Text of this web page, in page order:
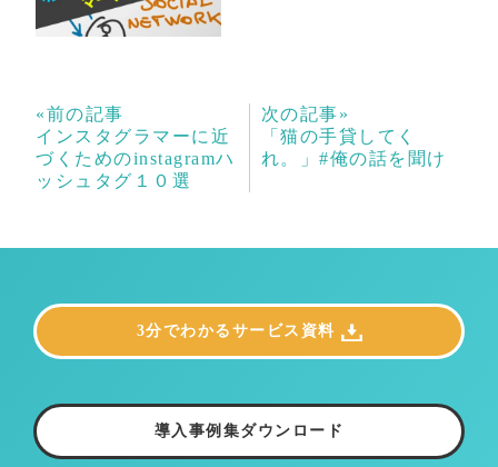
«前の記事
インスタグラマーに近
づくためのinstagramハ
ッシュタグ１０選
次の記事»
「猫の手貸してく
れ。」#俺の話を聞け
3分でわかるサービス資料
導入事例集ダウンロード